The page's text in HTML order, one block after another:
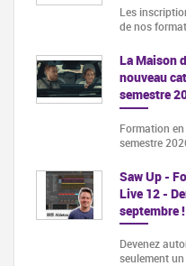
Les
de nos
La Maison
nouveau
semestre
Formation
semestre
Saw Up -
Live 12 -
septembre !
Devenez
seulement